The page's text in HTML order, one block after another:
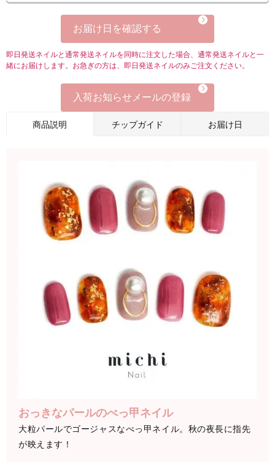
お届け日を確認する
即日発送ネイルと通常発送ネイルを同時に注文した場合、通常発送ネイルと一
緒にお届けします。お急ぎの方は、即日発送ネイルのみご注文ください。
入荷お知らせメールの登録
商品説明 チップガイド お届け日
おっきなパールのべっ甲ネイル
大粒パールでゴージャスなべっ甲ネイル。秋の夜長に指先
が映えます！